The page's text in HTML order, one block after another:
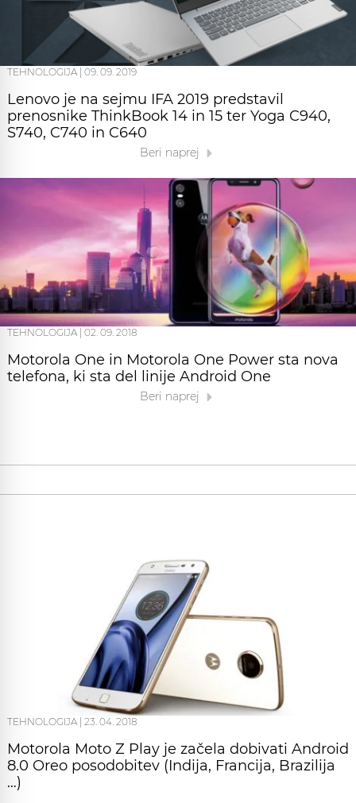
TEHNOLOGIJA 09. 09. 2019
Lenovo je na sejmu IFA 2019 predstavil
prenosnike ThinkBook 14 in 15 ter Yoga C940,
S740, C740 in C640
Beri naprej
TEHNOLOGIJA 02. 09. 2018
Motorola One in Motorola One Power sta nova
telefona, ki sta del linije Android One
Beri naprej
TEHNOLOGIJA | 23. 04. 2018
Motorola Moto Z Play je začela dobivati Android
8.0 Oreo posodobitev (Indija, Francija, Brazilija
…)